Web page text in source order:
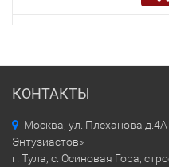
КОНТАКТЫ
Москва, ул. Плеханова
Энтузиастов»
г. Тула, с. Осиновая Гора,